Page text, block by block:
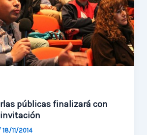
públicas finalizará con
18/11/2014